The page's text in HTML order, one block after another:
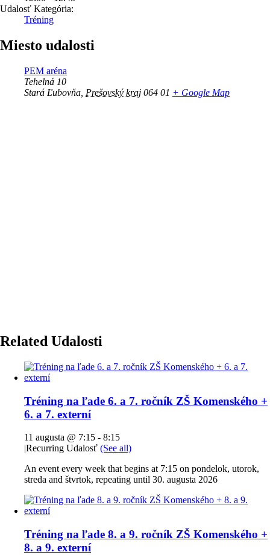
Udalosť Kategória:
Tréning
Miesto udalosti
PEM aréna
Tehelná 10
Stará Ľubovňa Prešovský kraj 064 01 + Google Map
Related Udalosti
Tréning na ľade 6. a 7. ročník ZŠ Komenského +
6. a 7. externí
11 augusta @ 7:15 - 8:15
|Recurring Udalosť (See all)
An event every week that begins at 7:15 on pondelok, utorok,
streda and štvrtok, repeating until 30. augusta 2026
Tréning na ľade 8. a 9. ročník ZŠ Komenského +
8. a 9. externí